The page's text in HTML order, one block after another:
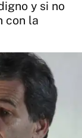
y si no
con la